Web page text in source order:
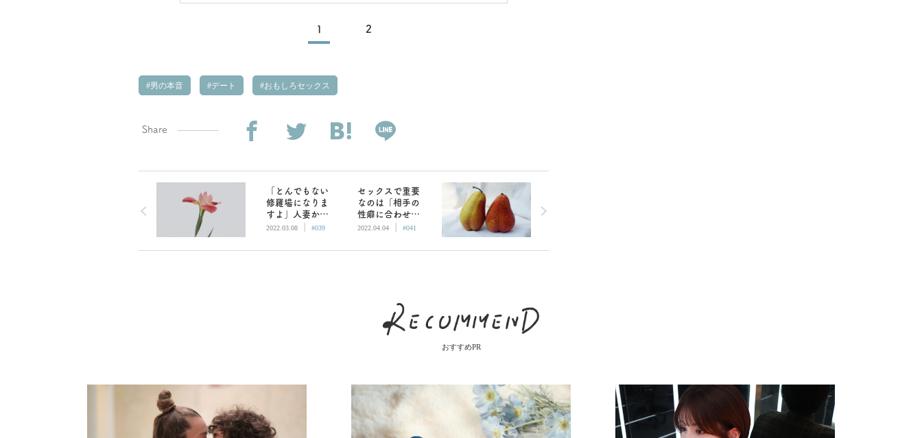
1 2
男の本音 デート おもしろセックス
Share
「とんでもない
修羅場になりま
すよ」人妻から
の提案にビビっ
郎
2022.03.08 | #039
セックスで重要
なのは「相手の
性癖に合わせな
いこと」／中川
2022.04.04 | #041
おすすめPR